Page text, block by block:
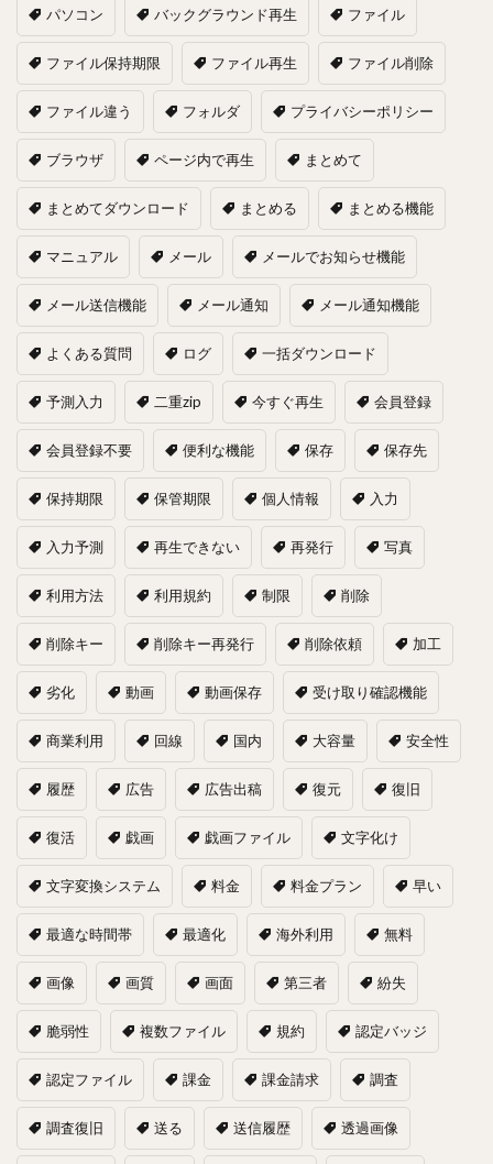
パソコン バックグラウンド再生 ファイル
ファイル保持期限 ファイル再生 ファイル削除
ファイル違う フォルダ プライバシーポリシー
ブラウザ ページ内で再生 まとめて
まとめてダウンロード まとめる まとめる機能
マニュアル メール メールでお知らせ機能
メール送信機能 メール通知 メール通知機能
よくある質問 ログ 一括ダウンロード
予測入力 二重zip 今すぐ再生 会員登録
会員登録不要 便利な機能 保存 保存先
保持期限 保管期限 個人情報 入力
入力予測 再生できない 再発行 写真
利用方法 利用規約 制限 削除
削除キー 削除キー再発行 削除依頼 加工
劣化 動画 動画保存 受け取り確認機能
商業利用 回線 国内 大容量 安全性
履歴 広告 広告出稿 復元 復旧
復活 戯画 戯画ファイル 文字化け
文字変換システム 料金 料金プラン 早い
最適な時間帯 最適化 海外利用 無料
画像 画質 画面 第三者 紛失
脆弱性 複数ファイル 規約 認定バッジ
認定ファイル 課金 課金請求 調査
調査復旧 送る 送信履歴 透過画像